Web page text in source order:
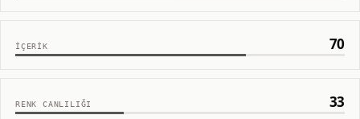
İÇERIK 70
RENK CANLILIĞI 33